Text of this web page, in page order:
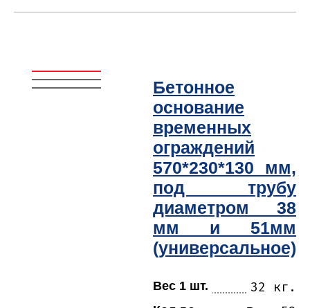
Бетонное
основание
временных
ограждений
570*230*130 мм,
под трубу
диаметром 38
мм и 51мм
(универсальное)
Вес 1 шт. 32 кг.